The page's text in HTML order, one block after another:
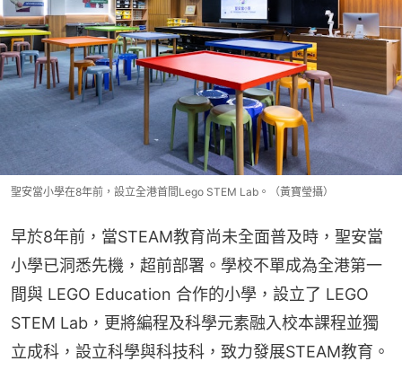
聖安當小學在8年前，設立全港首間Lego STEM Lab。（黃寶瑩攝）
早於8年前，當STEAM教育尚未全面普及時，聖安當
小學已洞悉先機，超前部署。學校不單成為全港第一
間與 LEGO Education 合作的小學，設立了 LEGO
STEM Lab，更將編程及科學元素融入校本課程並獨
立成科，設立科學與科技科，致力發展STEAM教育。